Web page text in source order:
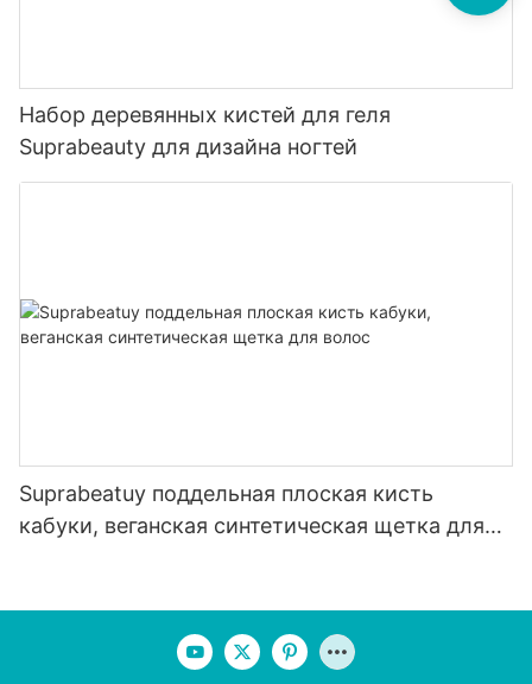
Набор деревянных кистей для геля
Suprabeauty для дизайна ногтей
Suprabeatuy поддельная плоская кисть
кабуки, веганская синтетическая щетка для